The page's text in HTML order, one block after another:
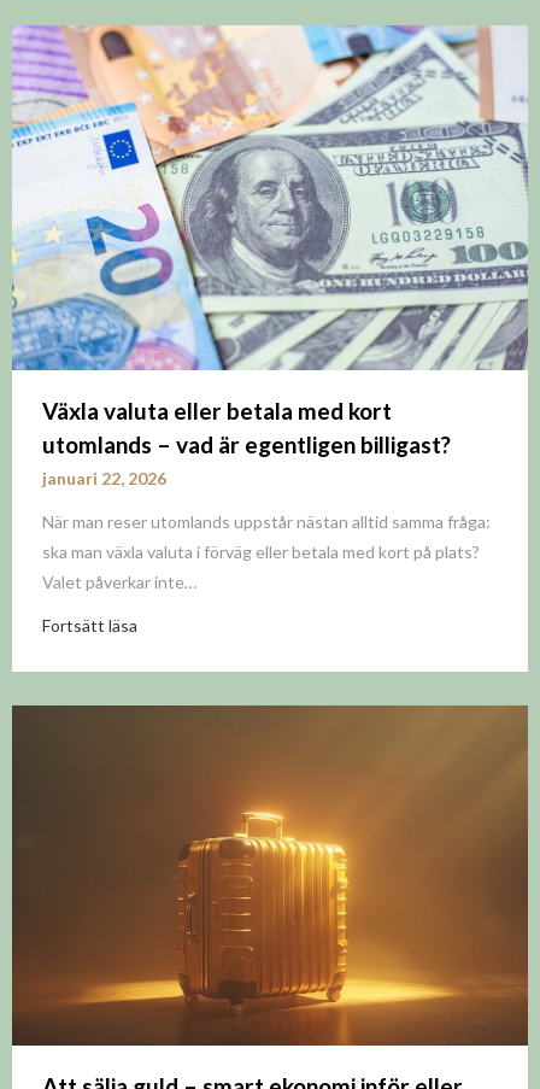
Växla valuta eller betala med kort
utomlands – vad är egentligen billigast?
januari 22, 2026
När man reser utomlands uppstår nästan alltid samma fråga:
ska man växla valuta i förväg eller betala med kort på plats?
Valet påverkar inte…
Fortsätt läsa